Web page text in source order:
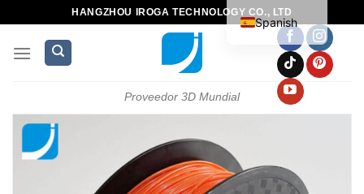
HANGZHOU IROGA TECHNOLOGY CO., LTD
Proveedor 3D Mundial
Spanish